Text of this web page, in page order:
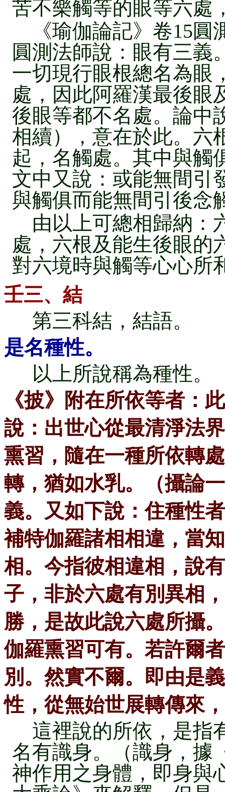
苦不樂觸等的眼等六處
《瑜伽論記》卷15圓
圓測法師說：眼有三義
一切現行眼根總名為眼
處，因此阿羅漢最後眼
後眼等都不名處。論中
相續），意在於此。六
起，名觸處。其中與觸
文中又說：或能無間引
與觸俱而能無間引後念
由以上可總相歸納：
處，六根及能生後眼的
對六境時與觸等心心
壬三、結
第三科結，結語。
是名種性。
以上所說稱為種性。
《披》附在所依等者：
說：出世心從最清淨法
熏習，隨在一種所依轉
轉，猶如水乳。（攝論
義。又如下說：住種性
補特伽羅諸相相違，當
相。今指彼相違相，說
子，非於六處有別異相
勝，是故此說六處所攝
伽羅熏習可有。若許爾
別。然實不爾。即由是
性，從無始世展轉傳來
這裡說的所依，是指
名有識身。（識身，據
神作用之身體，即身與